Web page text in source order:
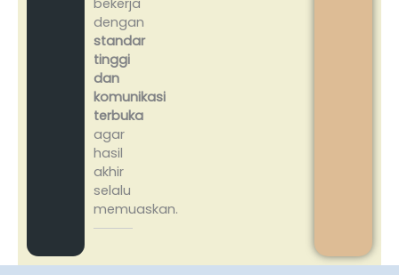
dengan
standar
tinggi
dan
komunikasi
terbuka
agar
hasil
akhir
selalu
memuaskan.